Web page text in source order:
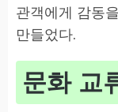
관객에게 감동
만들었다.
문화 교